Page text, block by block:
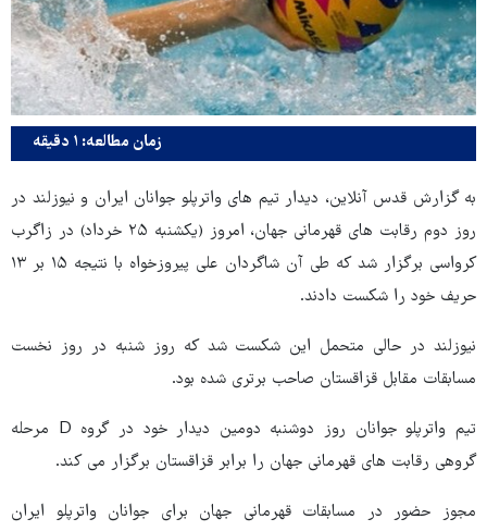
زمان مطالعه: ۱ دقیقه
به گزارش قدس آنلاین، دیدار تیم های واترپلو جوانان ایران و نیوزلند در
روز دوم رقابت های قهرمانی جهان، امروز (یکشنبه ۲۵ خرداد) در زاگرب
کرواسی برگزار شد که طی آن شاگردان علی پیروزخواه با نتیجه ۱۵ بر ۱۳
حریف خود را شکست دادند.
نیوزلند در حالی متحمل این شکست شد که روز شنبه در روز نخست
مسابقات مقابل قزاقستان صاحب برتری شده بود.
تیم واترپلو جوانان روز دوشنبه دومین دیدار خود در گروه D مرحله
گروهی رقابت های قهرمانی جهان را برابر قزاقستان برگزار می کند.
مجوز حضور در مسابقات قهرمانی جهان برای جوانان واترپلو ایران